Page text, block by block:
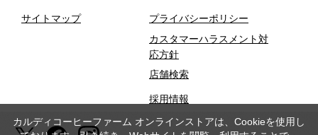
サイトマップ
プライバシーポリシー
カスタマーハラスメント対
応方針
店舗検索
採用情報
カルディコーヒーファーム オンラインストアは、Cookieを使用し